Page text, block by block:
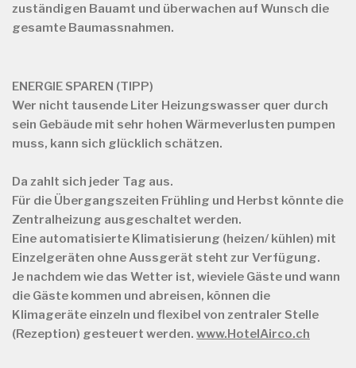
zuständigen Bauamt und überwachen auf Wunsch die
gesamte Baumassnahmen.
ENERGIE SPAREN (TIPP)
Wer nicht tausende Liter Heizungswasser quer durch
sein Gebäude mit sehr hohen Wärmeverlusten pumpen
muss, kann sich glücklich schätzen.
Da zahlt sich jeder Tag aus.
Für die Übergangszeiten Frühling und Herbst könnte die
Zentralheizung ausgeschaltet werden.
Eine automatisierte Klimatisierung (heizen/ kühlen) mit
Einzelgeräten ohne Aussgerät steht zur Verfügung.
Je nachdem wie das Wetter ist, wieviele Gäste und wann
die Gäste kommen und abreisen, können die
Klimageräte einzeln und flexibel von zentraler Stelle
(Rezeption) gesteuert werden. www.HotelAirco.ch